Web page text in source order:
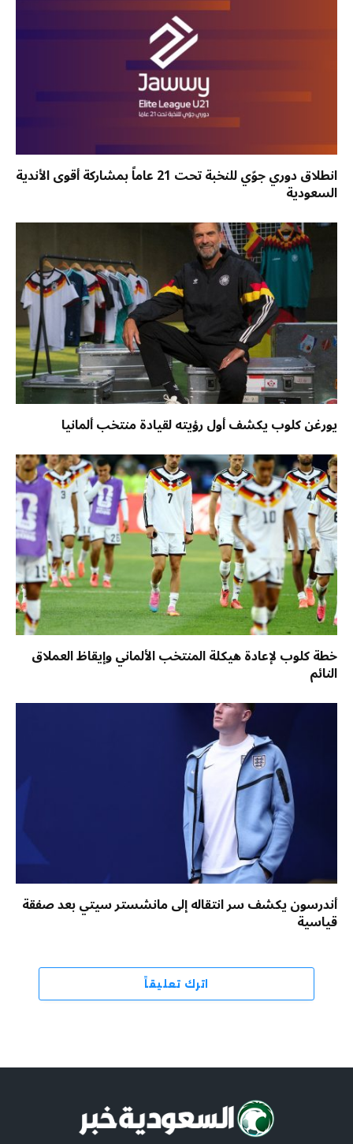
انطلاق دوري جوّي للنخبة تحت 21 عاماً بمشاركة أقوى الأندية
السعودية
يورغن كلوب يكشف أول رؤيته لقيادة منتخب ألمانيا
خطة كلوب لإعادة هيكلة المنتخب الألماني وإيقاظ العملاق
النائم
أندرسون يكشف سر انتقاله إلى مانشستر سيتي بعد صفقة
قياسية
اترك تعليقاً